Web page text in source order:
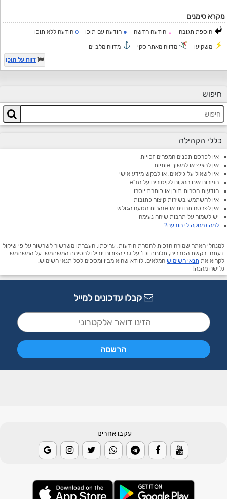
מקרא סימנים
הוספת תגובה ☼ הודעה חדשה ● הודעה עם תוכן o הודעה ללא תוכן
משקיען מדווח מאתר סקי
מדווח מלב ים
דווח על תוכן
חיפוש
כללי הקהילה
אין לפרסם תכנים המפרים זכויות
אין להציף או למשוך אותיות
אין לשאול על גילאים, או לבקש מידע אישי
הפורום אינו המקום לקיטורים על מז"א
הודעות חסרות תוכן או כותרת יוסרו
אין להשתמש בשירות קיצור כתובות
אין לפרסם תחזית או אזהרות מטעם הגולש
יש לשמור על תרבות שיחה נעימה
למה נמחקה לי הודעה?
למנהלי האתר שמורה הזכות להסרת הודעות, עריכתן, העברתן משרשור לשרשור על פי שיקול
דעתם. בקשת הסברים, תלונות וכו' על גבי הפורום יובילו לחסימת המשתמש. על המשתמש
לקרוא את תנאי השימוש המלאים, לוודא שהוא מבין ומסכים לכל תנאי השימוש.
גלישה מהנה!
קבלו עדכונים למייל
עקבו אחרינו